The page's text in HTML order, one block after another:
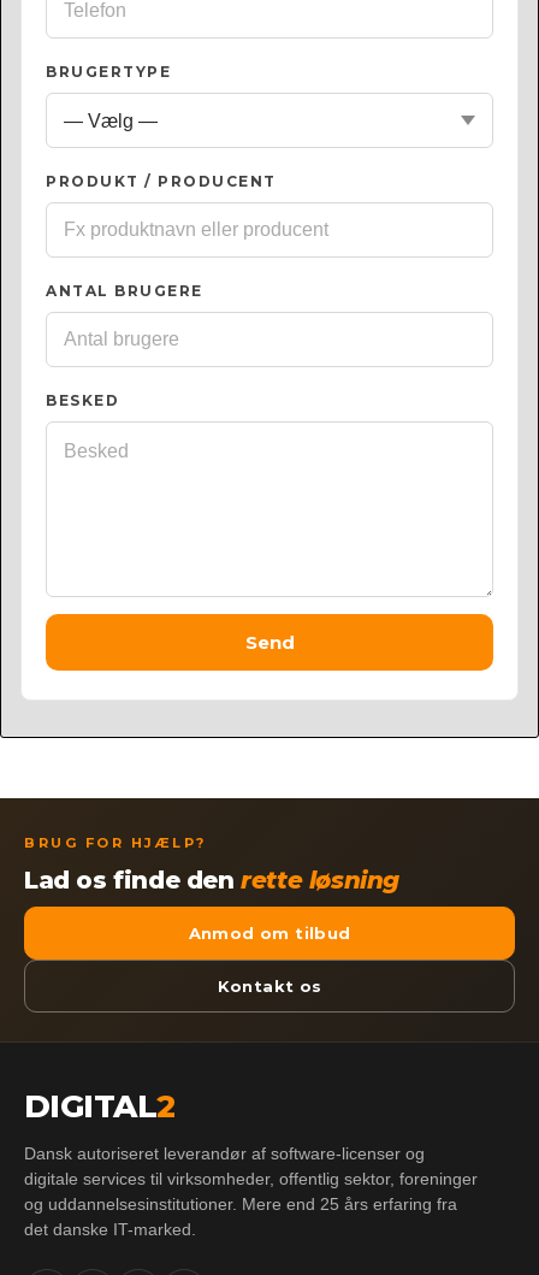
BRUGERTYPE
PRODUKT / PRODUCENT
ANTAL BRUGERE
BESKED
Send
BRUG FOR HJÆLP?
Lad os finde denrette løsning
Anmod om tilbud
Kontakt os
DIGITAL2
Dansk autoriseret leverandør af software-licenser og
digitale services til virksomheder, offentlig sektor, foreninger
og uddannelsesinstitutioner. Mere end 25 års erfaring fra
det danske IT-marked.